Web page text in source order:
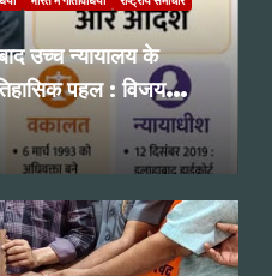
उच्च न्यायालय के
पहल : विजय